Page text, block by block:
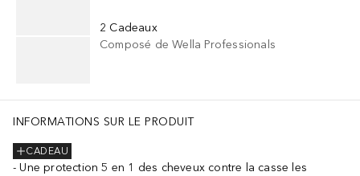
2 Cadeaux
Composé de Wella Professionals
INFORMATIONS SUR LE PRODUIT
CADEAU
Une protection 5 en 1 des cheveux contre la casse les